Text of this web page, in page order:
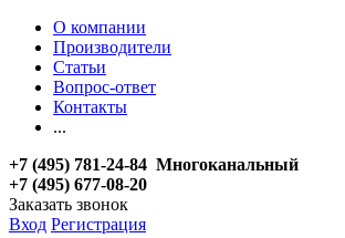
О компании
Производители
Статьи
Вопрос-ответ
Контакты
...
+7 (495) 781-24-84 Многоканальный
+7 (495) 677-08-20
Заказать звонок
Вход Регистрация